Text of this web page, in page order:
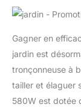
Gagner en
jardin est
tronçonneuse à
tailler et élaguer
580W est dotée